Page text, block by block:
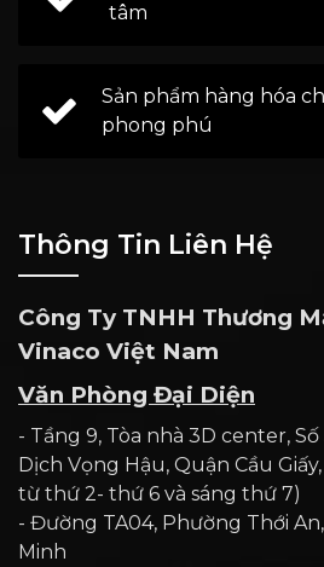
tâm
Sản phẩm hàng hóa
phong phú
Thông Tin Liên Hệ
Công Ty TNHH Thương
Vinaco Việt Nam
Văn Phòng Đại Diện
- Tầng 9, Tòa nhà 3D center,
Dịch Vọng Hậu, Quận Cầu
từ thứ 2- thứ 6 và sáng thứ 7)
- Đường TA04, Phường Thới
Minh